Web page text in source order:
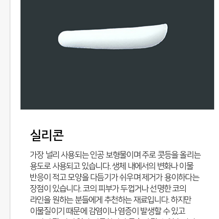
실리콘
가장 널리 사용되는 인공 보형물이며 주로 콧등을 올리는
용도로 사용되고 있습니다. 생체 내에서의 변화나 이물
반응이 적고 모양을 다듬기가 쉬우며 제거가 용이하다는
장점이 있습니다. 코의 피부가 두껍거나 선명한 코의
라인을 원하는 분들에게 추천하는 재료입니다. 하지만
이물질이기 때문에 감염이나 염증이 발생할 수 있고